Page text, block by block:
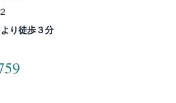
り徒歩３分